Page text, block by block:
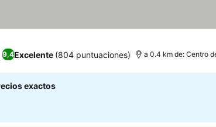
9,4Excelente (804 puntuaciones) a 0.4 km de: Centro
exactos